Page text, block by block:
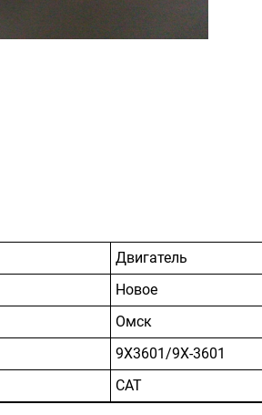
Двигатель
Новое
Омск
9X3601/9X-3601
САТ